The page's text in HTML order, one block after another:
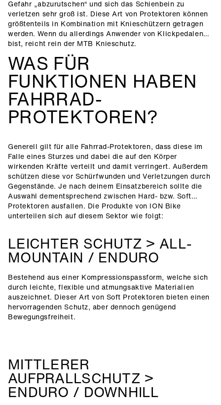
Gefahr „abzurutschen“ und sich das Schienbein zu
verletzen sehr groß ist. Diese Art von Protektoren können
größtenteils in Kombination mit Knieschützern getragen
werden. Wenn du allerdings Anwender von Klickpedalen
bist, reicht rein der MTB Knieschutz.
WAS FÜR
FUNKTIONEN HABEN
FAHRRAD-
PROTEKTOREN?
Generell gilt für alle Fahrrad-Protektoren, dass diese im
Falle eines Sturzes und dabei die auf den Körper
wirkenden Kräfte verteilt und damit verringert. Außerdem
schützen diese vor Schürfwunden und Verletzungen durch
Gegenstände. Je nach deinem Einsatzbereich sollte die
Auswahl dementsprechend zwischen Hard- bzw. Soft
Protektoren ausfallen. Die Produkte von ION Bike
unterteilen sich auf diesem Sektor wie folgt:
LEICHTER SCHUTZ > ALL-
MOUNTAIN / ENDURO
Bestehend aus einer Kompressionspassform, welche sich
durch leichte, flexible und atmungsaktive Materialien
auszeichnet. Dieser Art von Soft Protektoren bieten einen
hervorragenden Schutz, aber dennoch genügend
Bewegungsfreiheit.
MITTLERER
AUFPRALLSCHUTZ >
ENDURO / DOWNHILL